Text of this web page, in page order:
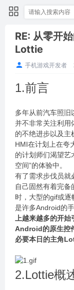
RE: 从零开
Lottie
手机游戏开发者
1.前言
多年从前汽车照旧
并不非常关注利用
的不绝进步以及主
HMI在计划上在夸
的计划师们渴望艺
空间”的体验中。
有了需求步伐员就
自己固然有着完
时，大型的gif或逐
是许多Android的
上越来越多的开
Android的原生控
必要本日的主角
2.Lottie概